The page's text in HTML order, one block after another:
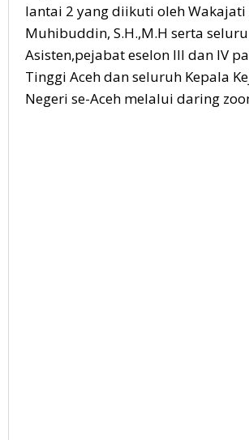
lantai 2 yang diikuti oleh Wakajati
Muhibuddin, S.H.,M.H serta
Asisten,pejabat eselon III dan IV
Tinggi Aceh dan seluruh Kepala
Negeri se-Aceh melalui daring